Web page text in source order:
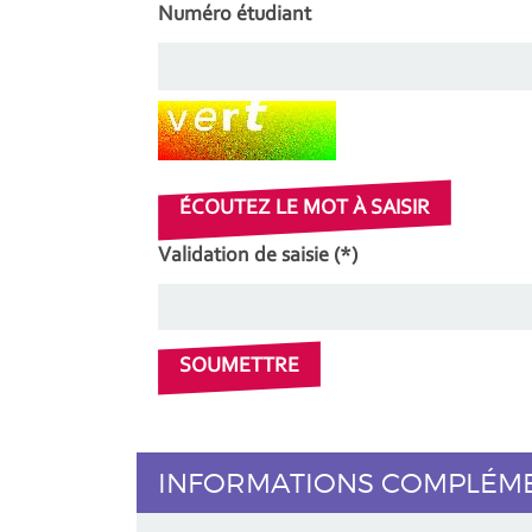
Numéro étudiant
Champ pour les robots. Si vous êtes
ÉCOUTEZ LE MOT À SAISIR
Validation de saisie (*)
INFORMATIONS